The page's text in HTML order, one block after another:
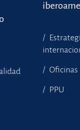
Oficinas
PPU